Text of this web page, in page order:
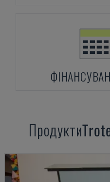
Продукти